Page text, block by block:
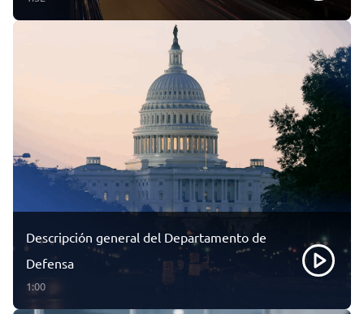
Descripción general del Departamento de
Defensa
1:00